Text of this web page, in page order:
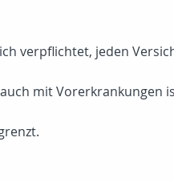
verpflichtet, jeden
mit Vorerkrankungen